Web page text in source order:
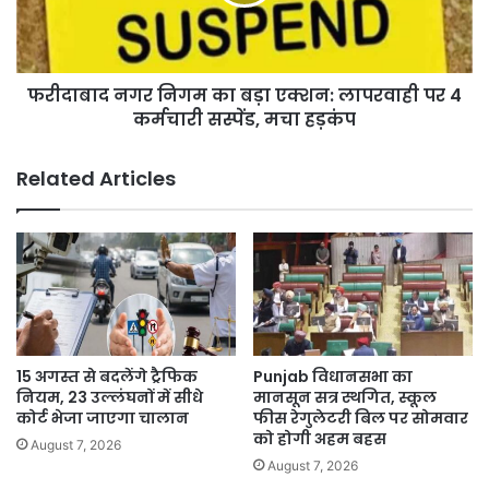
लापरवाही
पर
4
कर्मचारी
फरीदाबाद नगर निगम का बड़ा एक्शन: लापरवाही पर 4
कर्मचारी सस्पेंड, मचा हड़कंप
Related Articles
15 अगस्त से बदलेंगे ट्रैफिक
नियम, 23 उल्लंघनों में सीधे
कोर्ट भेजा जाएगा चालान
August 7, 2026
Punjab विधानसभा का
मानसून सत्र स्थगित, स्कूल
फीस रेगुलेटरी बिल पर सोमवार
को होगी अहम बहस
August 7, 2026